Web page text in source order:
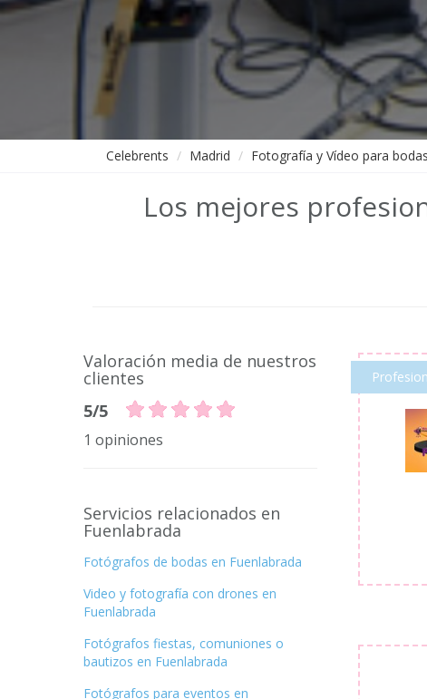
Celebrents Madrid Fotografía y Vídeo para
Los mejores
Valoración media de nuestros
clientes
5/5
1 opiniones
Servicios relacionados en
Fuenlabrada
Fotógrafos de bodas en Fuenlabrada
Video y fotografía con drones en
Fuenlabrada
Fotógrafos fiestas, comuniones o
bautizos en Fuenlabrada
Fotógrafos para eventos en